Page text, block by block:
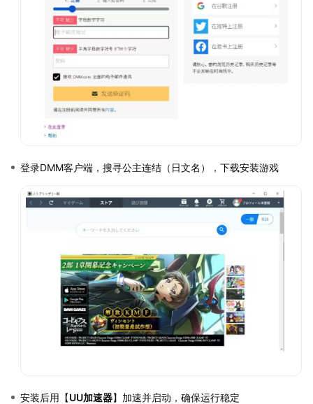
登录DMM客户端，搜寻公主连结（日文名），下载安装游戏
安装后用【UU加速器】加速并启动，确保运行稳定